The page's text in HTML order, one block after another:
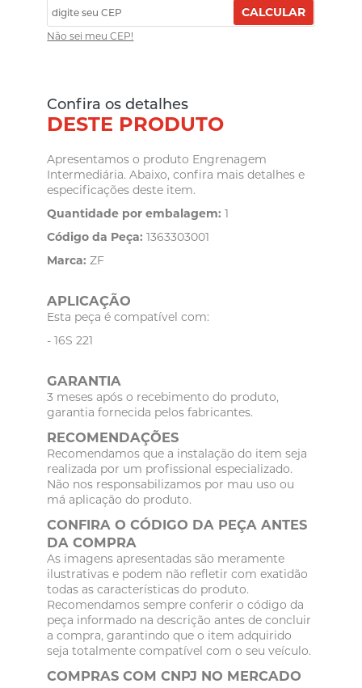
CALCULAR
Não sei meu CEP!
Confira os detalhes
DESTE PRODUTO
Apresentamos o produto Engrenagem
Intermediária. Abaixo, confira mais detalhes e
especificações deste item.
Quantidade por embalagem: 1
Código da Peça: 1363303001
Marca: ZF
APLICAÇÃO
Esta peça é compatível com:
- 16S 221
GARANTIA
3 meses após o recebimento do produto,
garantia fornecida pelos fabricantes.
RECOMENDAÇÕES
Recomendamos que a instalação do item seja
realizada por um profissional especializado.
Não nos responsabilizamos por mau uso ou
má aplicação do produto.
CONFIRA O CÓDIGO DA PEÇA ANTES
DA COMPRA
As imagens apresentadas são meramente
ilustrativas e podem não refletir com exatidão
todas as características do produto.
Recomendamos sempre conferir o código da
peça informado na descrição antes de concluir
a compra, garantindo que o item adquirido
seja totalmente compatível com o seu veículo.
COMPRAS COM CNPJ NO MERCADO